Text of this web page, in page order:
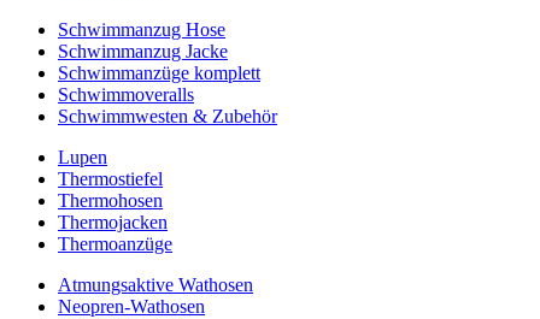
Schwimmanzug Hose
Schwimmanzug Jacke
Schwimmanzüge komplett
Schwimmoveralls
Schwimmwesten & Zubehör
Lupen
Thermostiefel
Thermohosen
Thermojacken
Thermoanzüge
Atmungsaktive Wathosen
Neopren-Wathosen